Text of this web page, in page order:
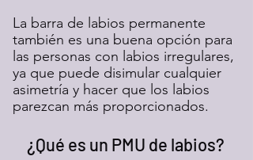
La barra de labios permanente
también es una buena opción para
las personas con labios irregulares,
ya que puede disimular cualquier
asimetría y hacer que los labios
parezcan más proporcionados.
¿Qué es un PMU de labios?